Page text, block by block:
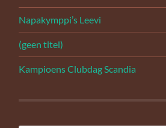
Napakymppi’s Leevi
(geen titel)
Kampioens Clubdag Scandia